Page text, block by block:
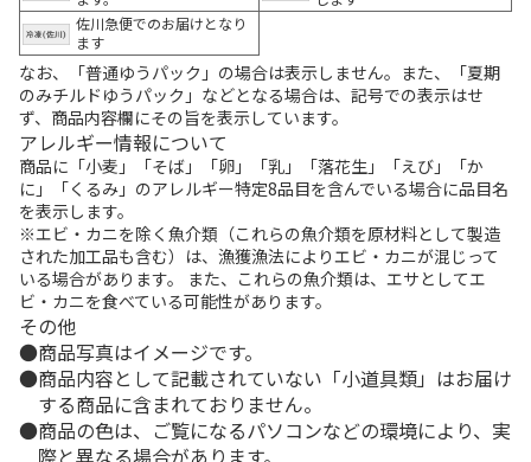
佐川急便でのお届けとなり
ます
なお、「普通ゆうパック」の場合は表示しません。また、「夏期
のみチルドゆうパック」などとなる場合は、記号での表示はせ
ず、商品内容欄にその旨を表示しています。
アレルギー情報について
商品に「小麦」「そば」「卵」「乳」「落花生」「えび」「か
に」「くるみ」のアレルギー特定8品目を含んでいる場合に品目名
を表示します。
※エビ・カニを除く魚介類（これらの魚介類を原材料として製造
された加工品も含む）は、漁獲漁法によりエビ・カニが混じって
いる場合があります。 また、これらの魚介類は、エサとしてエ
ビ・カニを食べている可能性があります。
その他
商品写真はイメージです。
商品内容として記載されていない「小道具類」はお届け
する商品に含まれておりません。
商品の色は、ご覧になるパソコンなどの環境により、実
際と異なる場合があります。